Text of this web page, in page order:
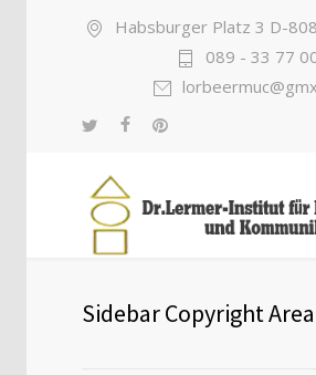
Habsburger Platz 3 D-
089 - 33 77
Sidebar Copyright Area